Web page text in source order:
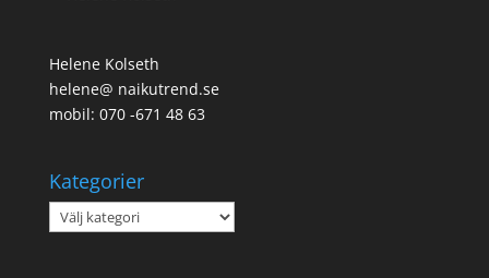
Helene Kolseth
helene@ naikutrend.se
mobil: 070 -671 48 63
Kategorier
Kategorier